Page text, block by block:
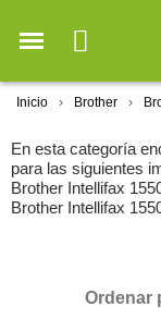
Inicio Brother
En esta categoría
para las siguientes
Brother Intellifax
Brother Intellifax
Ordenar